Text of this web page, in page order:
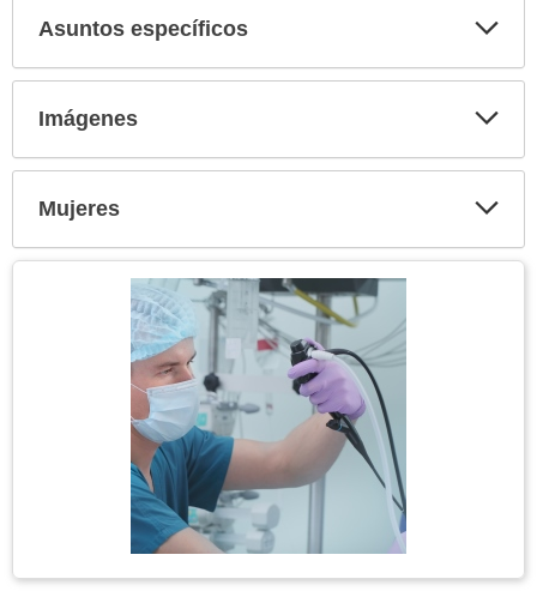
Asuntos específicos
Imágenes
Mujeres